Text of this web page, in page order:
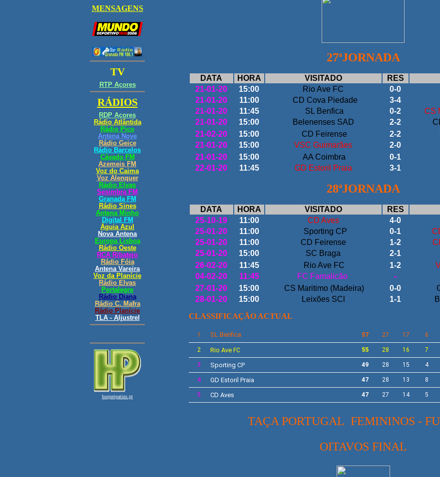
27ªJORNADA
DATA HORA VISITADO RES
21-01-20
15:00 Rio Ave FC 0-0
21-01-20
11:00 CD Cova Piedade 3-4
21-01-20
11:45 SL Benfica 0-2
CS
21-01-20
15:00 Belenenses SAD 2-2
21-02-20
15:00 CD Feirense 2-2
21-01-20
15:00 VSC Guimarães 2-0
21-01-20
15:00 AA Coimbra 0-1
22-01-20
11:45 GD Estoril Praia 3-1
28ªJORNADA
DATA HORA VISITADO RES
25-10-19
11:00 CD Aves 4-0
25-01-20
11:00 Sporting CP 0-1
25-01-20
11:00 CD Feirense 1-2
25-01-20
15:00 SC Braga 2-1
26-02-20
11:45 Rio Ave FC 1-2
04-02-20
11:45 FC Famalicão -
27-01-20
15:00 CS Maritimo (Madeira) 0-0
28-01-20
15:00 Leixões SCl 1-1
CLASSIFICAÇÃO ACTUAL
1 SL Benfica 57 27 17 6
2 Rio AveFC 55 28 16 7
3 Sporting CP 49 28 15 4
4 GD Estoril Praia 47 28 13 8
5 CD Aves 47 27 14 5
TAÇA PORTUGAL FEMININOS -
OITAVOS FINAL